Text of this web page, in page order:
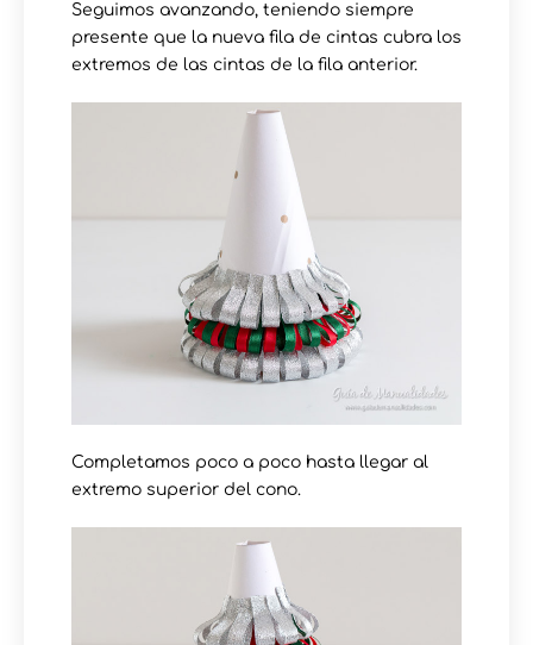
Seguimos avanzando, teniendo siempre
presente que la nueva fila de cintas cubra los
extremos de las cintas de la fila anterior.
Completamos poco a poco hasta llegar al
extremo superior del cono.